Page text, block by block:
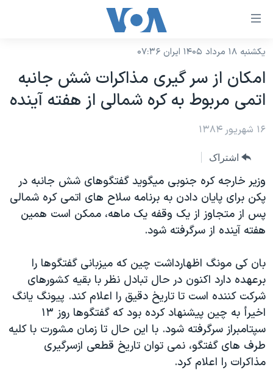
لینکهای
دسترسی
جهش
به
محتوای
اصلی
اصلی
جهش
به
جستجو
نسخه سبک وب‌سایت
موضوع ها
ایران
آمریکا
جهان
ورزشی
گزیده‌ها
ویدیوها
فرهنگ و زندگی
حقوق شهروندی
اقتصادی
علم و فناوری
اسرائیل در جنگ
برنامه های تلویزیونی
جدول برنامه ها
صفحه‌های ویژه
جام جهانی ۲۰۲۶
عملیات خشم حماسی
بایگانی برنامه‌های تلویزیونی
مستندها
انتخابات ریاست جمهوری آمریکا ۲۰۲۴
حمله جمهوری اسلامی به اسرائیل
رمز مهسا
ورزش زنان در ایران
فرکانس‌های صدای آمریکا
پخش رادیویی
دنبال کنید
زبانهای مختلف
یکشنبه ۱۸ مرداد ۱۴۰۵ ایران ۰۷:۳۶
امکان از سر گيری مذاکرات شش جانبه
اتمی مربوط به کره شمالی از هفته آينده
۱۶ شهریور ۱۳۸۴
اشتراک
وزير خارجه کره جنوبی ميگويد گفتگوهای شش جانبه در
پکن برای پايان دادن به برنامه سلاح های اتمی کره شمالی
پس از متجاوز از يک وقفه يک ماهه، ممکن است همين
هفته آينده از سرگرفته شود.
بان کی مونگ اظهارداشت چين که ميزبانی گفتگوها را
برعهده دارد اکنون در حال تبادل نظر با بقيه کشورهای
شرکت کننده است تا تاريخ دقيق را اعلام کند. پيونگ يانگ
اخيرأ به چين پيشنهاد کرده بود که گفتگوها روز ١٣
سپتامبراز سرگرفته شود. با اين حال تا زمان مشورت با کليه
طرف های گفتگو، نمی توان تاريخ قطعی ازسرگيری
مذاکرات را اعلام کرد.